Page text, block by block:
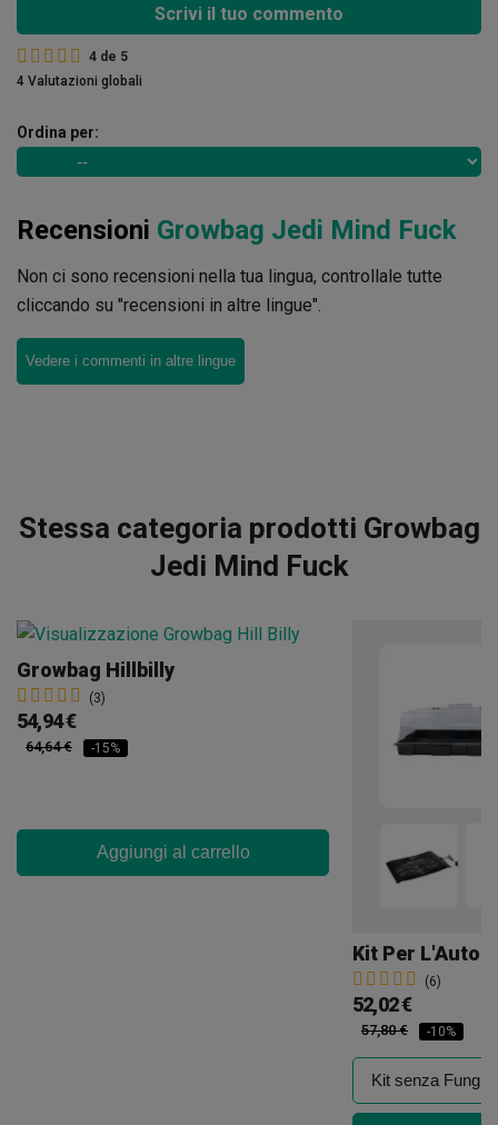
Scrivi il tuo commento
4 de 5
4 Valutazioni globali
Ordina per:
Recensioni Growbag Jedi Mind Fuck
Non ci sono recensioni nella tua lingua, controllale tutte
cliccando su "recensioni in altre lingue".
Vedere i commenti in altre lingue
Stessa categoria prodotti Growbag
Jedi Mind Fuck
Growbag Hillbilly
(3)
54,94 €
64,64 € -15%
Aggiungi al carrello
(6)
52,02 €
57,80 € -10%